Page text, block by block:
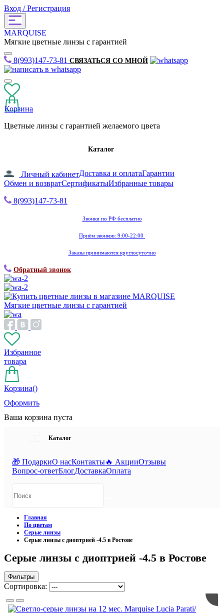
Вход / Регистрация
MARQUISE
Мягкие цветные линзы с гарантией
8(993)147-73-81 СВЯЗАТЬСЯ СО МНОЙ
Корзина
Цветные линзы с гарантией желаемого цвета
Каталог
Личный кабинетДоставка и оплатаГарантии
Обмен и возвратСертификатыИзбранные товары
8(993)147-73-81
Звонки по РФ бесплатно
Приём звонков: 9:00-22:00
Заказы принимаются круглосуточно
Обратный звонок
Мягкие цветные линзы с гарантией
Избранное
товара
Корзина()
Оформить
Ваша корзина пуста
Каталог
🎁 ПодаркиО насКонтакты🔥 АкцииОтзывы
Вопрос-ответБлогДоставкаОплата
Главная
По цветам
Серые линзы
Серые линзы с диоптрией -4.5 в Ростове
Серые линзы с диоптрией -4.5 в Ростове
Фильтры
Сортировка: